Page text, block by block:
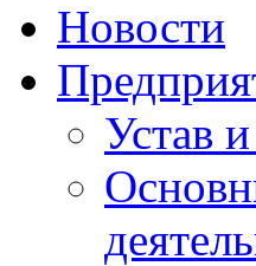
Новости
Устав